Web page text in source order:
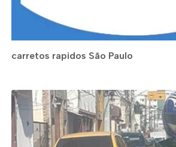
carretos rapidos São Paulo